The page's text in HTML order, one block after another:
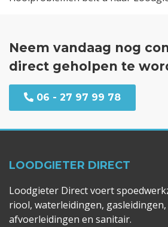
Neem vandaag nog
direct geholpen te
06 - 27 97 99 78
LOODGIETER DIRECT
Loodgieter Direct voert
riool, waterleidingen,
afvoerleidingen en sanitair.